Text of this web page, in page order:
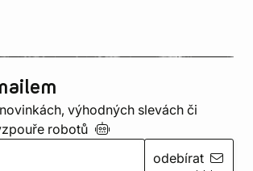
výhodných slevách či
robotů
odebírat